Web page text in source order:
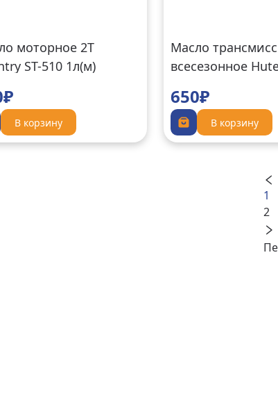
моторное 2Т
ST-510 1л(м)
В корзину
Масло
всесезонное
650₽
В корзину
1
2